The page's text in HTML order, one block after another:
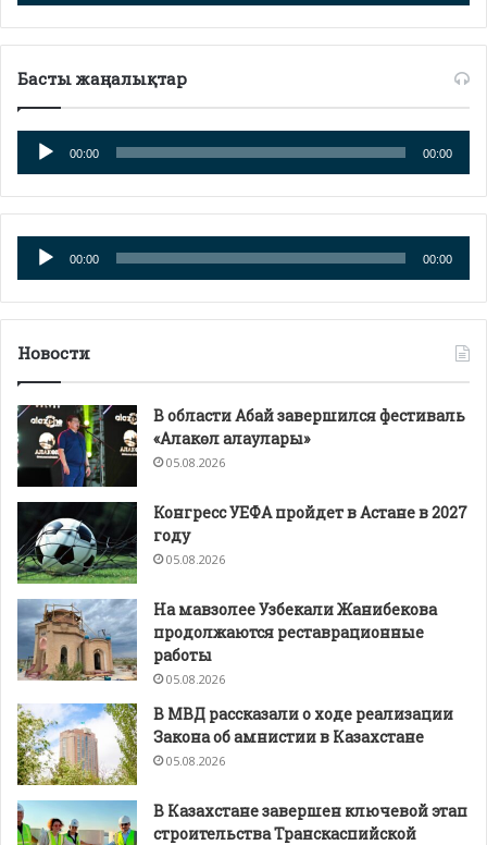
Басты жаңалықтар
Аудиоплеер
00:00 00:00
Аудиоплеер
00:00 00:00
Новости
В области Абай завершился фестиваль
«Алакөл алаулары»
05.08.2026
Конгресс УЕФА пройдет в Астане в 2027
году
05.08.2026
На мавзолее Узбекали Жанибекова
продолжаются реставрационные
работы
05.08.2026
В МВД рассказали о ходе реализации
Закона об амнистии в Казахстане
05.08.2026
В Казахстане завершен ключевой этап
строительства Транскаспийской